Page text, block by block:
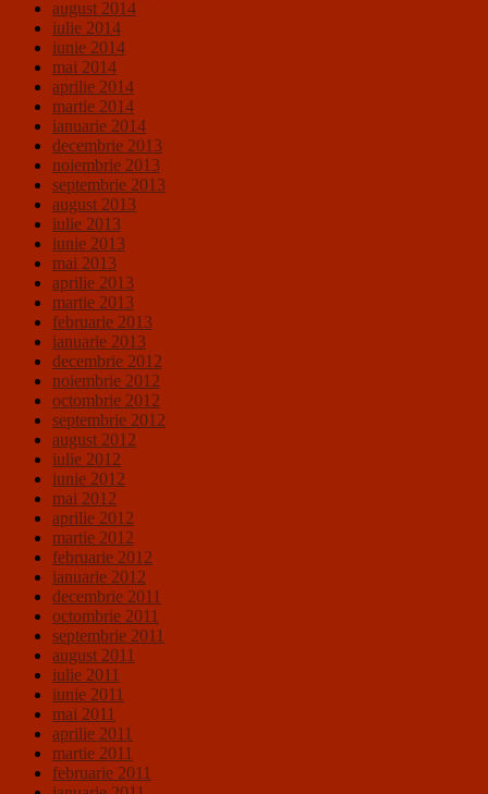
august 2014
iulie 2014
iunie 2014
mai 2014
aprilie 2014
martie 2014
ianuarie 2014
decembrie 2013
noiembrie 2013
septembrie 2013
august 2013
iulie 2013
iunie 2013
mai 2013
aprilie 2013
martie 2013
februarie 2013
ianuarie 2013
decembrie 2012
noiembrie 2012
octombrie 2012
septembrie 2012
august 2012
iulie 2012
iunie 2012
mai 2012
aprilie 2012
martie 2012
februarie 2012
ianuarie 2012
decembrie 2011
octombrie 2011
septembrie 2011
august 2011
iulie 2011
iunie 2011
mai 2011
aprilie 2011
martie 2011
februarie 2011